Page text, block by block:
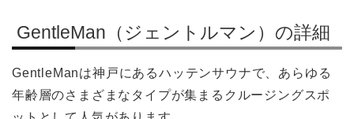
GentleMan（ジェントルマン）の詳細
GentleManは神戸にあるハッテンサウナで、あらゆる
年齢層のさまざまなタイプが集まるクルージングスポ